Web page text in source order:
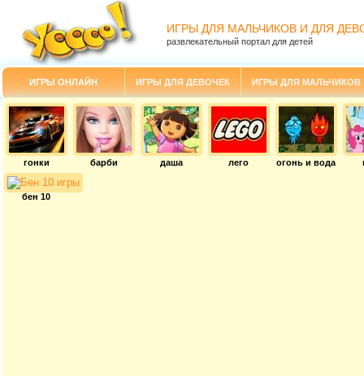
ИГРЫ ДЛЯ МАЛЬЧИКОВ И ДЛЯ
развлекательный портал для детей
ИГРЫ ОНЛАЙН ИГРЫ ДЛЯ ДЕВОЧЕК ИГРЫ ДЛЯ МАЛЬЧИКОВ
гонки барби даша лего огонь и вода
бен 10